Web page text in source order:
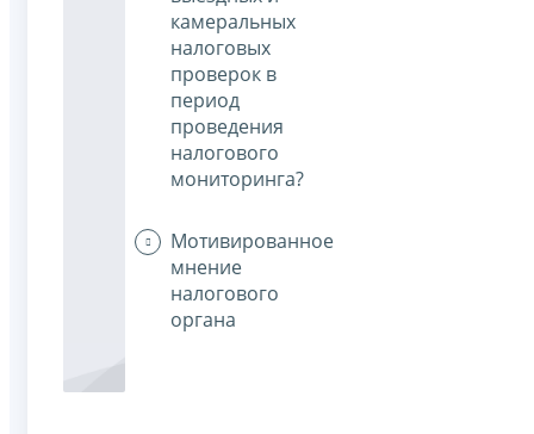
камеральных
налоговых
проверок в
период
проведения
налогового
мониторинга?
Мотивированное
мнение
налогового
органа